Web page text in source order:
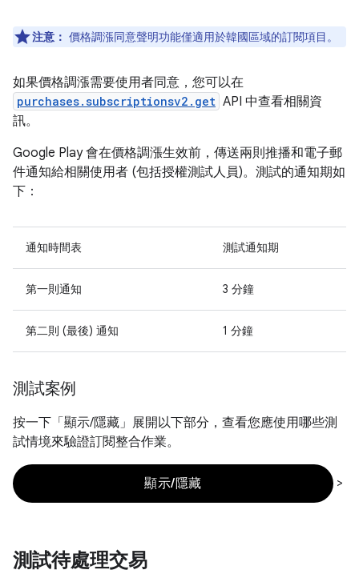
注意： 價格調漲同意聲明功能僅適用於韓國區域的訂閱項目。
如果價格調漲需要使用者同意，您可以在
purchases.subscriptionsv2.get API 中查看相關資
訊。
Google Play 會在價格調漲生效前，傳送兩則推播和電子郵
件通知給相關使用者 (包括授權測試人員)。測試的通知期如
下：
通知時間表 測試通知期
第一則通知 3 分鐘
第二則 (最後) 通知 1 分鐘
測試案例
按一下「顯示/隱藏」 展開以下部分，查看您應使用哪些測
試情境來驗證訂閱整合作業。
顯示/隱藏 >
測試待處理交易